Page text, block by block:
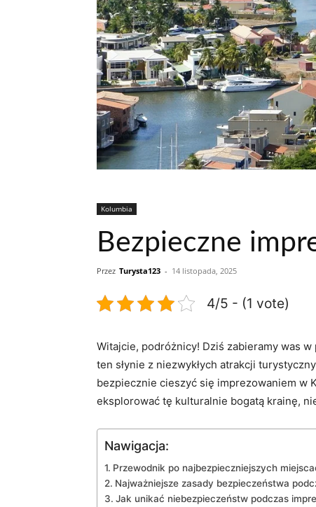
Kolumbia
Bezpieczne
Przez Turysta123 - 14 listopada, 2025
4/5 - (1 vote)
Witajcie,​ podróżnicy! ‍Dziś‍ zabieramy⁣ was
ten słynie z niezwykłych atrakcji
⁣bezpiecznie ⁤cieszyć się⁢ imprezowaniem w⁣
eksplorować tę kulturalnie ‍bogatą krainę,
Nawigacja:
Przewodnik ⁢po najbezpieczniejszych
Najważniejsze ⁢zasady bezpieczeństwa
Jak ​unikać niebezpieczeństw​ podczas